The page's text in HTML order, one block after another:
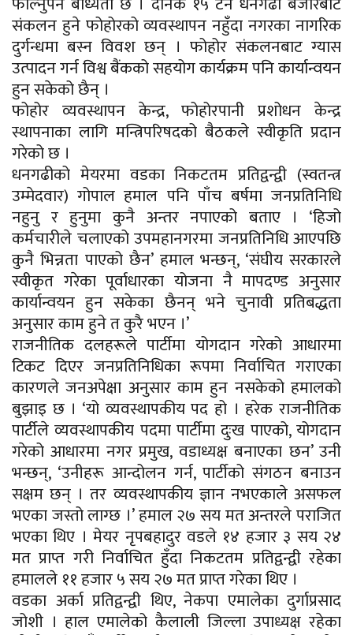
संकलन हुने फोहोरको व्यवस्थापन नहुँदा नगरका नागरिक
दुर्गन्धमा बस्न विवश छन् । फोहोर संकलनबाट ग्यास
उत्पादन गर्न विश्व बैंकको सहयोग कार्यक्रम पनि कार्यान्वयन
हुन सकेको छैन् ।
फोहोर व्यवस्थापन केन्द्र, फोहोरपानी प्रशोधन केन्द्र
स्थापनाका लागि मन्त्रिपरिषदको बैठकले स्वीकृति प्रदान
गरेको छ ।
धनगढीको मेयरमा वडका निकटतम प्रतिद्वन्द्वी (स्वतन्त्र
उम्मेदवार) गोपाल हमाल पनि पाँच बर्षमा जनप्रतिनिधि
नहुनु र हुनुमा कुनै अन्तर नपाएको बताए । ‘हिजो
कर्मचारीले चलाएको उपमहानगरमा जनप्रतिनिधि आएपछि
कुनै भिन्नता पाएको छैन’ हमाल भन्छन्, ‘संघीय सरकारले
स्वीकृत गरेका पूर्वाधारका योजना नै मापदण्ड अनुसार
कार्यान्वयन हुन सकेका छैनन् भने चुनावी प्रतिबद्धता
अनुसार काम हुने त कुरै भएन ।’
राजनीतिक दलहरूले पार्टीमा योगदान गरेको आधारमा
टिकट दिएर जनप्रतिनिधिका रूपमा निर्वाचित गराएका
कारणले जनअपेक्षा अनुसार काम हुन नसकेको हमालको
बुझाइ छ । ‘यो व्यवस्थापकीय पद हो । हरेक राजनीतिक
पार्टीले व्यवस्थापकीय पदमा पार्टीमा दुःख पाएको, योगदान
गरेको आधारमा नगर प्रमुख, वडाध्यक्ष बनाएका छन’ उनी
भन्छन्, ‘उनीहरू आन्दोलन गर्न, पार्टीको संगठन बनाउन
सक्षम छन् । तर व्यवस्थापकीय ज्ञान नभएकाले असफल
भएका जस्तो लाग्छ ।’ हमाल २७ सय मत अन्तरले पराजित
भएका थिए । मेयर नृपबहादुर वडले १४ हजार ३ सय २४
मत प्राप्त गरी निर्वाचित हुँदा निकटतम प्रतिद्वन्द्वी रहेका
हमालले ११ हजार ५ सय २७ मत प्राप्त गरेका थिए ।
वडका अर्का प्रतिद्वन्द्वी थिए, नेकपा एमालेका दुर्गाप्रसाद
जोशी । हाल एमालेको कैलाली जिल्ला उपाध्यक्ष रहेका